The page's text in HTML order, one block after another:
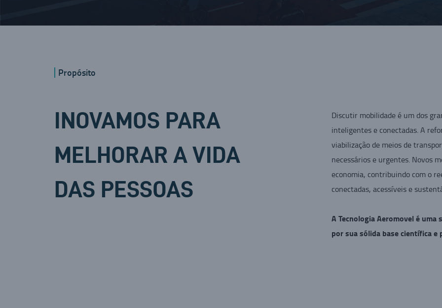
Propósito
INOVAMOS PARA
MELHORAR A VIDA
DAS PESSOAS
Discutir mobilidade é um dos
inteligentes e conectadas. A
viabilização de meios de
necessários e urgentes. Novos
economia, contribuindo com o
conectadas, acessíveis e
A Tecnologia Aeromovel é
por sua sólida base científica